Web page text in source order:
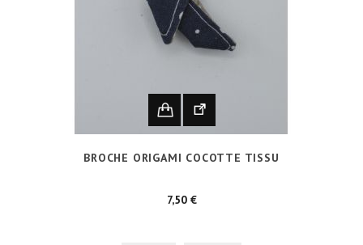
BROCHE ORIGAMI COCOTTE TISSU
7,50 €Prix